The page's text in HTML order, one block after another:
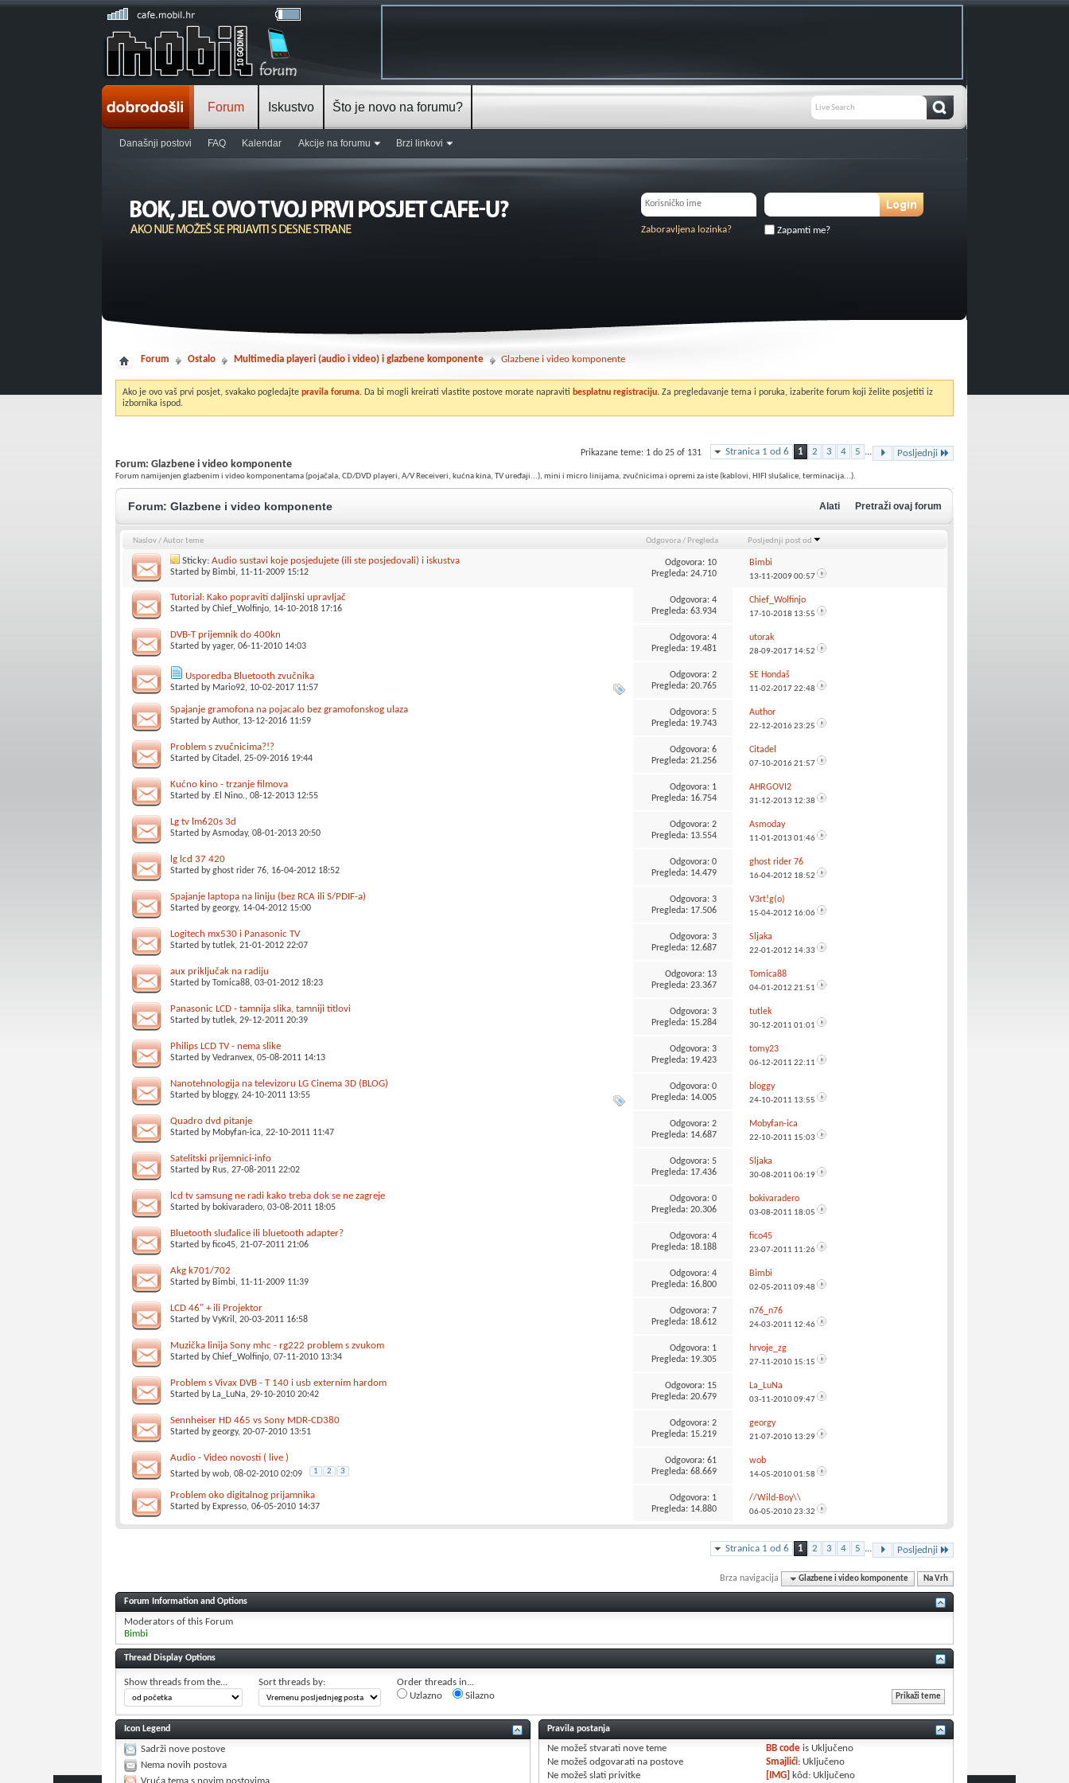
Forum
Današnji postovi FAQ Kalendar Akcije na forumu Brzi linkovi
Iskustvo Što je novo na forumu?
Zapamti me?
Zaboravljena lozinka?
Forum Ostalo Multimedia playeri (audio i video) i glazbene komponente Glazbene i video komponente
Ako je ovo vaš prvi posjet, svakako pogledajte pravila foruma. Da bi mogli kreirati vlastite postove morate napraviti besplatnu registraciju. Za pregledavanje tema i poruka, izaberite forum koji želite posjetiti iz
izbornika ispod.
Stranica 1 od 6 1 2 3 4 5 ... Posljednji
Prikazane teme: 1 do 25 of 131
Forum: Glazbene i video komponente
Forum namijenjen glazbenim i video komponentama (pojačala, CD/DVD playeri, A/V Receiveri, kućna kina, TV uređaji...), mini i micro linijama, zvučnicima i opremi za iste (kablovi, HIFI slušalice, terminacija...).
Forum: Glazbene i video komponente Alati Pretraži ovaj forum
Naslov/Autor teme Odgovora/ Pregleda Posljednji post od
Sticky: Audio sustavi koje posjedujete (ili ste posjedovali) i iskustva
Started by Bimbi, 11-11-2009 15:12
Odgovora: 10
Pregleda: 24.710
Bimbi
13-11-200900:57
Tutorial: Kako popraviti daljinski upravljač
Started byChief_Wolfinjo, 14-10-2018 17:16
Odgovora: 4
Pregleda: 63.934
Chief_Wolfinjo
17-10-2018 13:55
DVB-T prijemnik do 400kn
Started byyager, 06-11-2010 14:03
Odgovora: 4
Pregleda: 19.481
utorak
28-09-2017 14:52
Usporedba Bluetooth zvučnika
Started by Mario92, 10-02-2017 11:57
Odgovora: 2
Pregleda: 20.765
SE Hondaš
11-02-201722:48
Spajanje gramofona na pojacalo bez gramofonskog ulaza
Started byAuthor, 13-12-2016 11:59
Odgovora: 5
Pregleda: 19.743
Author
22-12-201623:25
Problem s zvučnicima?!?
Started byCitadel , 25-09-2016 19:44
Odgovora: 6
Pregleda: 21.256
Citadel
07-10-201621:57
Kućno kino - trzanje filmova
Started by .El Nino., 08-12-2013 12:55
Odgovora: 1
Pregleda: 16.754
AHRGOVI2
31-12-2013 12:38
Lg tv lm620s 3d
Started byAsmoday, 08-01-2013 20:50
Odgovora: 2
Pregleda: 13.554
Asmoday
11-01-2013 01:46
lg lcd 37 420
Started byghost rider 76, 16-04-2012 18:52
Odgovora: 0
Pregleda: 14.479
ghost rider 76
16-04-2012 18:52
Spajanje laptopa na liniju (bez RCA ili S/PDIF-a)
Started bygeorgy, 14-04-2012 15:00
Odgovora: 3
Pregleda: 17.506
V3rt!g(o)
15-04-2012 16:06
Logitech mx530 i Panasonic TV
Started bytutlek, 21-01-2012 22:07
Odgovora: 3
Pregleda: 12.687
Sljaka
22-01-2012 14:33
aux priključak na radiju
Started byTomica88, 03-01-2012 18:23
Odgovora: 13
Pregleda: 23.367
Tomica88
04-01-2012 21:51
Panasonic LCD - tamnija slika, tamniji titlovi
Started bytutlek, 29-12-2011 20:39
Odgovora: 3
Pregleda: 15.284
tutlek
30-12-2011 01:01
Philips LCD TV - nema slike
Started byVedranvex, 05-08-2011 14:13
Odgovora: 3
Pregleda: 19.423
tomy23
06-12-2011 22:11
Nanotehnologija na televizoru LG Cinema 3D (BLOG)
Started by bloggy, 24-10-2011 13:55
Odgovora: 0
Pregleda: 14.005
bloggy
24-10-2011 13:55
Quadro dvd pitanje
Started by Mobyfan-ica, 22-10-2011 11:47
Odgovora: 2
Pregleda: 14.687
Mobyfan-ica
22-10-2011 15:03
Satelitski prijemnici-info
Started by Rus, 27-08-2011 22:02
Odgovora: 5
Pregleda: 17.436
Sljaka
30-08-2011 06:19
lcd tv samsung ne radi kako treba dok se ne zagreje
Started by bokivaradero, 03-08-2011 18:05
Odgovora: 0
Pregleda: 20.306
bokivaradero
03-08-2011 18:05
Bluetooth sluđalice ili bluetooth adapter?
Started byfico45, 21-07-2011 21:06
Odgovora: 4
Pregleda: 18.188
fico45
23-07-2011 11:26
Akg k701/702
Started by Bimbi, 11-11-2009 11:39
Odgovora: 4
Pregleda: 16.800
Bimbi
02-05-2011 09:48
LCD 46" + ili Projektor
Started byVyKril , 20-03-2011 16:58
Odgovora: 7
Pregleda: 18.612
n76_n76
24-03-2011 12:46
Muzička linija Sony mhc - rg222 problem s zvukom
Started byChief_Wolfinjo, 07-11-2010 13:34
Odgovora: 1
Pregleda: 19.305
hrvoje_zg
27-11-2010 15:15
Problem s Vivax DVB - T 140 i usb externim hardom
Started by La_LuNa, 29-10-2010 20:42
Odgovora: 15
Pregleda: 20.679
La_LuNa
03-11-201009:47
Sennheiser HD 465 vs Sony MDR-CD380
Started bygeorgy, 20-07-2010 13:51
Odgovora: 2
Pregleda: 15.219
georgy
21-07-2010 13:29
Audio - Video novosti ( live )
Started bywob, 08-02-2010 02:09 1 2 3
Odgovora: 61
Pregleda: 68.669
wob
14-05-201001:58
Problem oko digitalnog prijamnika
Started by Expresso, 06-05-2010 14:37
Odgovora: 1
Pregleda: 14.880
//Wild-Boy\\
06-05-201023:32
Stranica 1 od 6 1 2 3 4 5 ... Posljednji
Brza navigacija Glazbene i video komponente Na Vrh
Forum Information and Options
Moderators of this Forum
Bimbi
Thread Display Options
Show threads from the... Sort threads by:
Order threads in...
Uzlazno
Silazno
Icon Legend
Sadrži nove postove
Nema novih postova
Pravila postanja
Ne možeš stvarati nove teme
Ne možešodgovarati na postove
Ne možeš slati privitke
BB code isUključeno
Smajlići: Uključeno
[IMG] kôd: Uključeno